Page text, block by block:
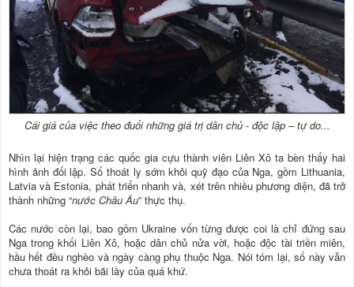
Cái giá của việc theo đuổi những giá trị dân chủ - độc lập – tự do...
Nhìn lại hiện trạng các quốc gia cựu thành viên Liên Xô ta bèn thấy hai
hình ảnh đối lập. Số thoát ly sớm khỏi quỹ đạo của Nga, gồm Lithuania,
Latvia và Estonia, phát triển nhanh và, xét trên nhiều phương diện, đã trở
thành những “nước Châu Âu” thực thụ.
Các nước còn lại, bao gồm Ukraine vốn từng được coi là chỉ đứng sau
Nga trong khối Liên Xô, hoặc dân chủ nửa vời, hoặc độc tài triền miên,
hầu hết đều nghèo và ngày càng phụ thuộc Nga. Nói tóm lại, số này vẫn
chưa thoát ra khỏi bãi lầy của quá khứ.